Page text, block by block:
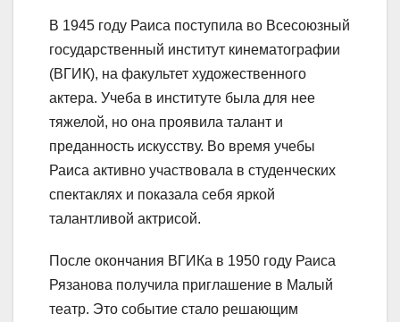
В 1945 году Раиса поступила во Всесоюзный
государственный институт кинематографии
(ВГИК), на факультет художественного
актера. Учеба в институте была для нее
тяжелой, но она проявила талант и
преданность искусству. Во время учебы
Раиса активно участвовала в студенческих
спектаклях и показала себя яркой
талантливой актрисой.
После окончания ВГИКа в 1950 году Раиса
Рязанова получила приглашение в Малый
театр. Это событие стало решающим